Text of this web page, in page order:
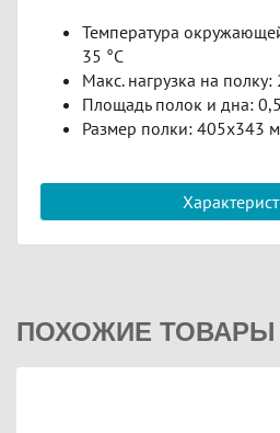
Температура
35 °С
Макс. нагрузка на полку:
Площадь полок и дна:
Размер полки: 405х343
ПОХОЖИЕ ТОВАРЫ